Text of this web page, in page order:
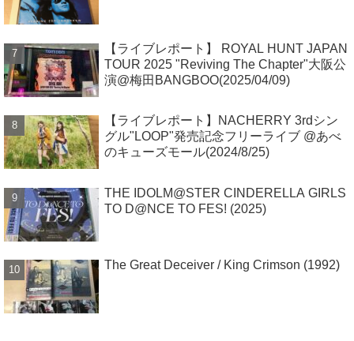
【ライブレポート】 ROYAL HUNT JAPAN
TOUR 2025 "Reviving The Chapter"大阪公
演@梅田BANGBOO(2025/04/09)
【ライブレポート】NACHERRY 3rdシン
グル"LOOP"発売記念フリーライブ @あべ
のキューズモール(2024/8/25)
THE IDOLM@STER CINDERELLA GIRLS
TO D@NCE TO FES! (2025)
The Great Deceiver / King Crimson (1992)